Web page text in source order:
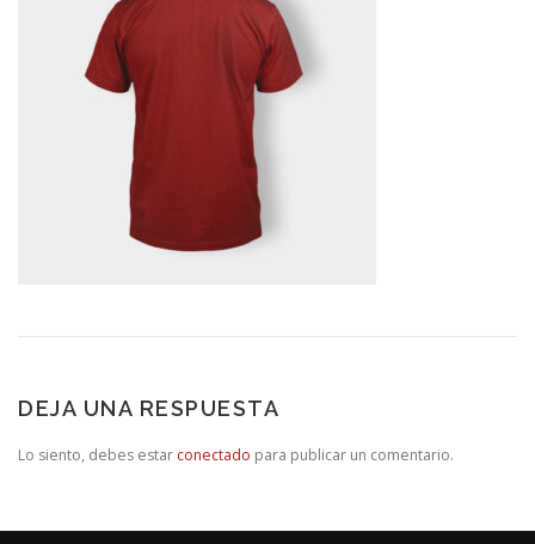
DEJA UNA RESPUESTA
Lo siento, debes estar conectado para publicar un comentario.